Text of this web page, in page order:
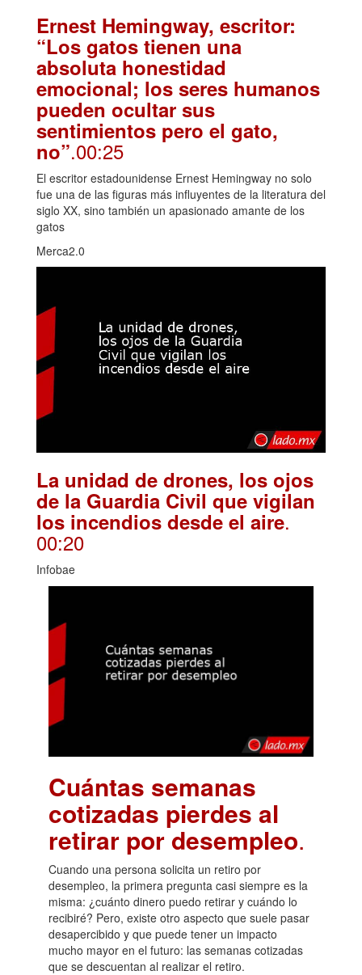
Ernest Hemingway, escritor:
“Los gatos tienen una
absoluta honestidad
emocional; los seres humanos
pueden ocultar sus
sentimientos pero el gato,
no”.00:25
El escritor estadounidense Ernest Hemingway no solo
fue una de las figuras más influyentes de la literatura del
siglo XX, sino también un apasionado amante de los
gatos
Merca2.0
La unidad de drones, los ojos
de la Guardia Civil que vigilan
los incendios desde el aire.
00:20
Infobae
Cuántas semanas
cotizadas pierdes al
retirar por desempleo.
Cuando una persona solicita un retiro por
desempleo, la primera pregunta casi siempre es la
misma: ¿cuánto dinero puedo retirar y cuándo lo
recibiré? Pero, existe otro aspecto que suele pasar
desapercibido y que puede tener un impacto
mucho mayor en el futuro: las semanas cotizadas
que se descuentan al realizar el retiro.